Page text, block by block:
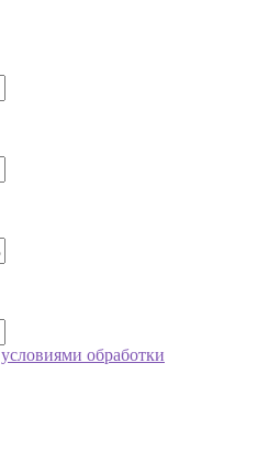
условиями обработки